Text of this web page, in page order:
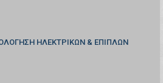
ΗΛΕΚΤΡΙΚΩΝ & ΕΠΙΠΛΩΝ